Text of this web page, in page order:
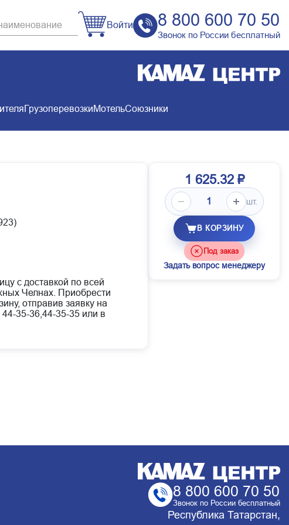
Войти 8 800 600 70 50
Звонок по России бесплатный
ГрузоперевозкиМотельСоюзники
с доставкой по всей
Челнах. Приобрести
отправив заявку на
35-36,44-35-35 или в
1 625.32 ₽
шт.
В КОРЗИНУ
Под заказ
Задать вопрос менеджеру
8 800 600 70 50
Звонок по России бесплатный
Республика Татарстан,